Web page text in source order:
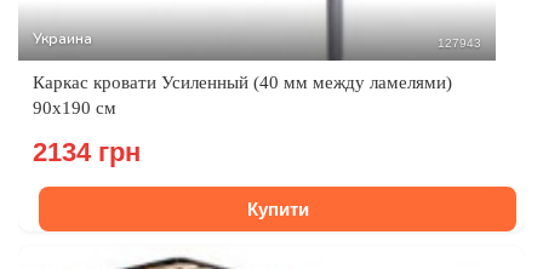
Украина 127943
Каркас кровати Усиленный (40 мм между ламелями)
90х190 см
2134 грн
Купити